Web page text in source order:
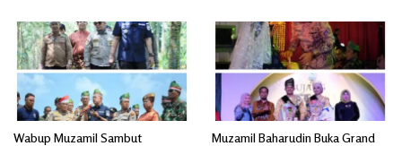
Wabup Muzamil Sambut Muzamil Baharudin Buka Grand